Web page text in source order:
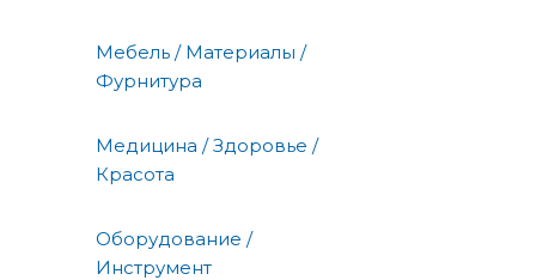
Мебель / Материалы /
Фурнитура
Медицина / Здоровье /
Красота
Оборудование /
Инструмент